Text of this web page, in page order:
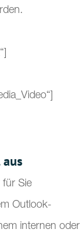
für Sie
Outlook-
internen oder